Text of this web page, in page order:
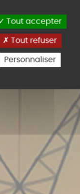
Tout accepter
Tout refuser
Personnaliser